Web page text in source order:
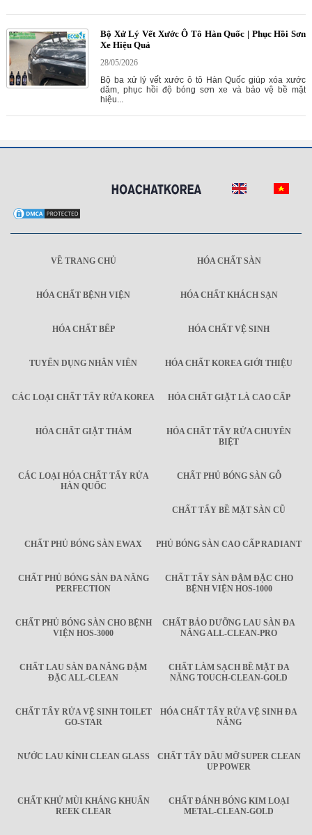
Bộ Xử Lý Vết Xước Ô Tô Hàn Quốc | Phục Hồi Sơn
Xe Hiệu Quả
28/05/2026
Bộ ba xử lý vết xước ô tô Hàn Quốc giúp xóa xước
dăm, phục hồi độ bóng sơn xe và bảo vệ bề mặt
hiệu...
VỀ TRANG CHỦ HÓA CHẤT SÀN
HÓA CHẤT BỆNH VIỆN HÓA CHẤT KHÁCH SẠN
HÓA CHẤT BẾP HÓA CHẤT VỆ SINH
TUYỂN DỤNG NHÂN VIÊN HÓA CHẤT KOREA GIỚI THIỆU
CÁC LOẠI CHẤT TẨY RỬA KOREA HÓA CHẤT GIẶT LÀ CAO CẤP
HÓA CHẤT GIẶT THẢM
HÓA CHẤT TẨY RỬA CHUYÊN
BIỆT
CÁC LOẠI HÓA CHẤT TẨY RỬA
HÀN QUỐC
CHẤT PHỦ BÓNG SÀN GỖ
CHẤT TẨY BỀ MẶT SÀN CŨ
CHẤT PHỦ BÓNG SÀN EWAX PHỦ BÓNG SÀN CAO CẤP RADIANT
CHẤT PHỦ BÓNG SÀN ĐA NĂNG
PERFECTION
CHẤT TẨY SÀN ĐẬM ĐẶC CHO
BỆNH VIỆN HOS-1000
CHẤT PHỦ BÓNG SÀN CHO BỆNH
VIỆN HOS-3000
CHẤT BẢO DƯỠNG LAU SÀN ĐA
NĂNG ALL-CLEAN-PRO
CHẤT LAU SÀN ĐA NĂNG ĐẬM
ĐẶC ALL-CLEAN
CHẤT LÀM SẠCH BỀ MẶT ĐA
NĂNG TOUCH-CLEAN-GOLD
CHẤT TẨY RỬA VỆ SINH TOILET
GO-STAR
HÓA CHẤT TẨY RỬA VỆ SINH ĐA
NĂNG
NƯỚC LAU KÍNH CLEAN GLASS
CHẤT TẨY DẦU MỠ SUPER CLEAN
UP POWER
CHẤT KHỬ MÙI KHÁNG KHUẨN
REEK CLEAR
CHẤT ĐÁNH BÓNG KIM LOẠI
METAL-CLEAN-GOLD